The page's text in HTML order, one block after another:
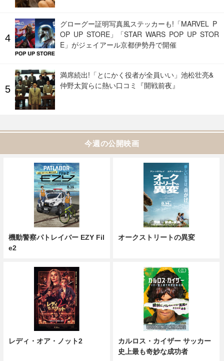
グローグー証明写真風ステッカーも!「MARVEL P
OP UP STORE」「STAR WARS POP UP STOR
E」がジェイアール京都伊勢丹で開催
満席続出!「とにかく役者が全員いい」池松壮亮&
仲野太賀らに熱い口コミ『開戦前夜』
今週の公開映画
機動警察パトレイバー EZY Fil
e2
オークストリートの異変
レディ・オア・ノット2
カルロス・カイザー サッカー
史上最も奇妙な成功者